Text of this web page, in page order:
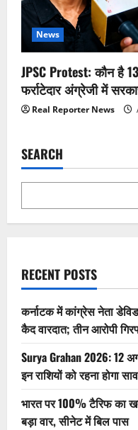
News
JPSC Protest: कौन है
फर्राटेदार अंग्रेजी में
Real Reporter News
SEARCH
RECENT POSTS
कर्नाटक में कांग्रेस नेता
कैद वारदात; तीन आरोपी
Surya Grahan 2026: 12
इन राशियों को रहना होगा
भारत पर 100% टैरिफ का
बड़ा वार, सीनेट में बिल पास